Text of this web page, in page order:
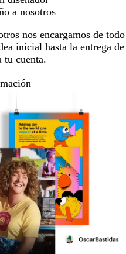
a nosotros
nos encargamos de todo
inicial hasta la entrega de
tu cuenta.